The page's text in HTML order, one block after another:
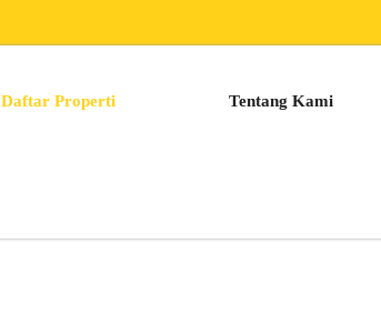
Daftar Properti Tentang Kami